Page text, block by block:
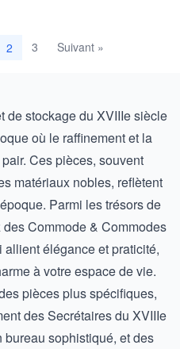
2 3 Suivant »
de stockage du XVIIIe siècle
où le raffinement et la
Ces pièces, souvent
matériaux nobles, reflètent
Parmi les trésors de
desCommode & Commodes
allient élégance et praticité,
à votre espace de vie.
pièces plus spécifiques,
desSecrétaires du XVIIIe
sophistiqué, et des